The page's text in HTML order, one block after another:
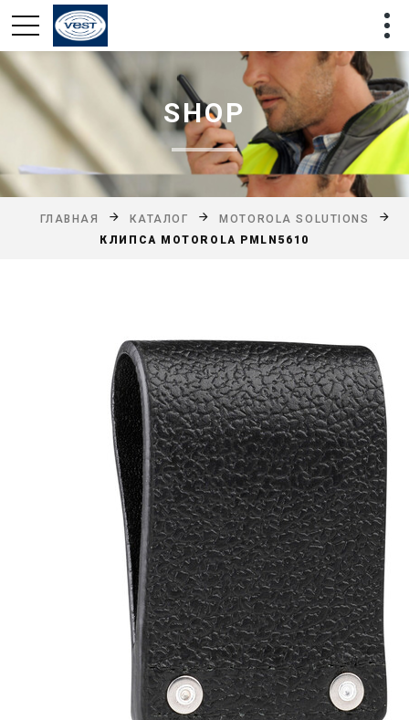
SHOP
ГЛАВНАЯ КАТАЛОГ
MOTOROLA SOLUTIONS
КЛИПСА MOTOROLA PMLN5610